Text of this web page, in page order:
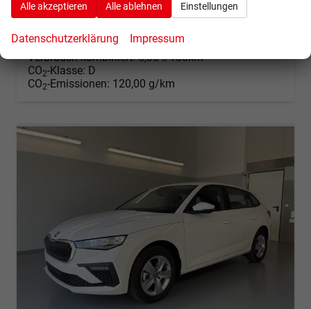
incl. 19% MwSt.
Verbrauch kombiniert:5,30 l/100km
CO2-Klasse: D
CO2-Emissionen: 120,00 g/km
Alle akzeptieren Alle ablehnen Einstellungen
Datenschutzerklärung Impressum